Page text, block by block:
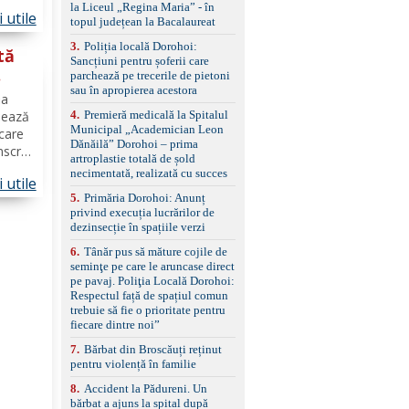
1,
utile
în
utile
împreună cu un set de
anvelope de iarnă.
la Liceul „Regina Maria” - în
topul județean la Bacalaureat
3. Poliția locală Dorohoi:
Sancțiuni pentru șoferii care
parchează pe trecerile de pietoni
sau în apropierea acestora
4. Premieră medicală la Spitalul
Municipal „Academician Leon
Dănăilă” Dorohoi – prima
artroplastie totală de șold
necimentată, realizată cu succes
5. Primăria Dorohoi: Anunț
privind execuția lucrărilor de
dezinsecție în spațiile verzi
6. Tânăr pus să măture cojile de
seminţe pe care le aruncase direct
pe pavaj. Poliţia Locală Dorohoi:
Respectul față de spațiul comun
trebuie să fie o prioritate pentru
fiecare dintre noi”
7. Bărbat din Broscăuți reținut
pentru violență în familie
8. Accident la Pădureni. Un
bărbat a ajuns la spital după